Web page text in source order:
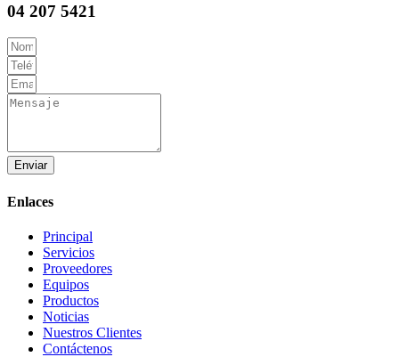
04 207 5421
Enviar
Enlaces
Principal
Servicios
Proveedores
Equipos
Productos
Noticias
Nuestros Clientes
Contáctenos